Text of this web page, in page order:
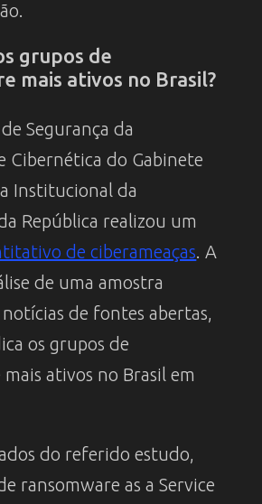
grupos de
mais ativos no Brasil?
Segurança da
Cibernética do Gabinete
Institucional da
República realizou um
de ciberameaças. A
de uma amostra
de fontes abertas,
os grupos de
ativos no Brasil em
do referido estudo,
ransomware as a Service